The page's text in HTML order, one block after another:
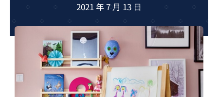
夢想旅遊
夢想TV
GCU大賽
2021 年 7 月 13 日